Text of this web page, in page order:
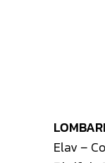
Elav –